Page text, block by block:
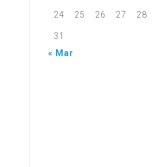
24 25 26 27 28
31
« Mar